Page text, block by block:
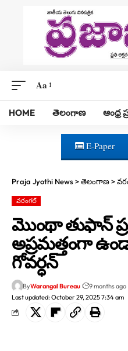
Aa
HOME తెలంగాణ ఆంధ్ర
E-Paper
Praja Jyothi News>తెలంగాణ>
వరంగల్
మొంథా తుఫాన్
అప్రమత్తంగా
గోవర్ధన్
Last updated: October 29, 2025 7:34 am
ByWarangal Bureau 9 months ago